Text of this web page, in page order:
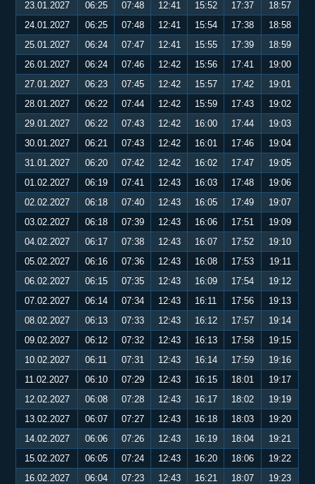
23.01.2027
06:25 07:48 12:41 15:52 17:37
18:57
24.01.2027
06:25 07:48 12:41 15:54 17:38
18:58
25.01.2027
06:24 07:47 12:41 15:55 17:39
18:59
26.01.2027
06:24 07:46 12:42 15:56 17:41
19:00
27.01.2027
06:23 07:45 12:42 15:57 17:42
19:01
28.01.2027
06:22 07:44 12:42 15:59 17:43
19:02
29.01.2027
06:22 07:43 12:42 16:00 17:44
19:03
30.01.2027
06:21 07:43 12:42 16:01 17:46
19:04
31.01.2027
06:20 07:42 12:42 16:02 17:47
19:05
01.02.2027
06:19 07:41 12:43 16:03 17:48
19:06
02.02.2027
06:18 07:40 12:43 16:05 17:49
19:07
03.02.2027
06:18 07:39 12:43 16:06 17:51
19:09
04.02.2027
06:17 07:38 12:43 16:07 17:52
19:10
05.02.2027
06:16 07:36 12:43 16:08 17:53
19:11
06.02.2027
06:15 07:35 12:43 16:09 17:54
19:12
07.02.2027
06:14 07:34 12:43 16:11 17:56
19:13
08.02.2027
06:13 07:33 12:43 16:12 17:57
19:14
09.02.2027
06:12 07:32 12:43 16:13 17:58
19:15
10.02.2027
06:11 07:31 12:43 16:14 17:59
19:16
11.02.2027
06:10 07:29 12:43 16:15 18:01
19:17
12.02.2027
06:08 07:28 12:43 16:17 18:02
19:19
13.02.2027
06:07 07:27 12:43 16:18 18:03
19:20
14.02.2027
06:06 07:26 12:43 16:19 18:04
19:21
15.02.2027
06:05 07:24 12:43 16:20 18:06
19:22
16.02.2027
06:04 07:23 12:43 16:21 18:07
19:23